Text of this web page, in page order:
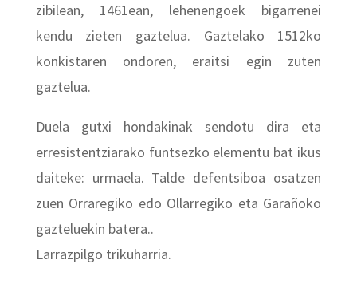
zibilean, 1461ean, lehenengoek bigarrenei
kendu zieten gaztelua. Gaztelako 1512ko
konkistaren ondoren, eraitsi egin zuten
gaztelua.
Duela gutxi hondakinak sendotu dira eta
erresistentziarako funtsezko elementu bat ikus
daiteke: urmaela. Talde defentsiboa osatzen
zuen Orraregiko edo Ollarregiko eta Garañoko
gazteluekin batera..
Larrazpilgo trikuharria.